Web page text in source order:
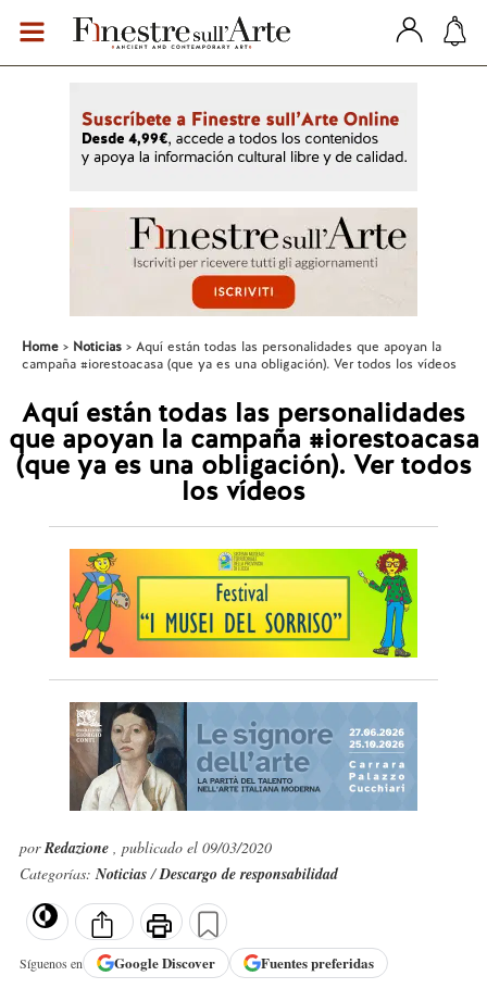
Home Noticias
Aquí están todas las personalidades que apoyan la
campaña #iorestoacasa (que ya es una obligación). Ver todos los vídeos
Aquí están todas las personalidades
que apoyan la campaña #iorestoacasa
(que ya es una obligación). Ver todos
los vídeos
porRedazione , publicado el 09/03/2020
Categorías:Noticias/Descargo de responsabilidad
Síguenos en GoogleDiscover Fuentes preferidas